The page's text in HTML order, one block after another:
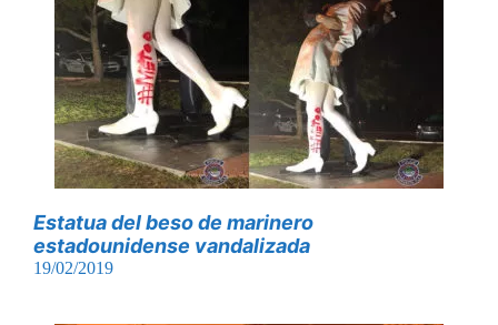
Estatua del beso de marinero
estadounidense vandalizada
19/02/2019